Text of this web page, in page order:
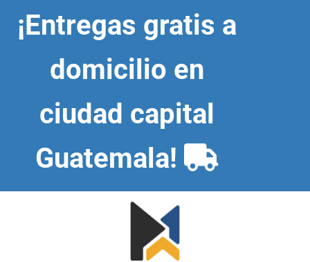
content¡Entregas gratis a
domicilio en
ciudad capital
Guatemala!